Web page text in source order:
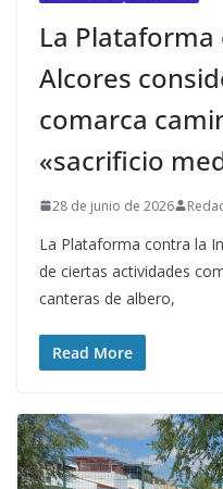
La Plataforma
Alcores
comarca
«sacrificio
28 de junio de 2026
La Plataforma contra la
de ciertas actividades
canteras de albero,
Read More